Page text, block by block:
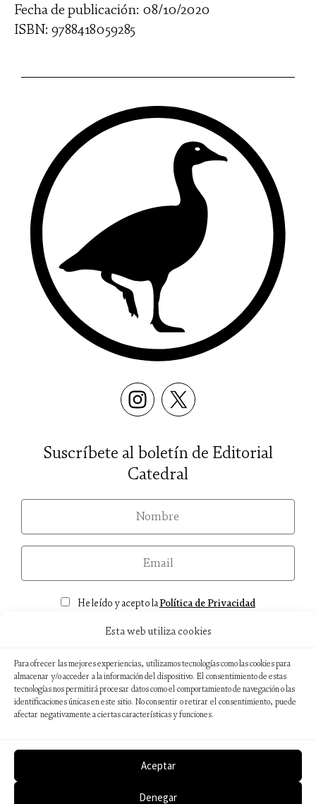
Esta web utiliza cookies
Para ofrecer las mejores experiencias, utilizamos tecnologías como las cookies para
almacenar y/o acceder a la información del dispositivo. El consentimiento de estas
tecnologías nos permitirá procesar datos como el comportamiento de navegación o las
identificaciones únicas en este sitio. No consentir o retirar el consentimiento, puede
afectar negativamente a ciertas características y funciones.
Aceptar
Denegar
Fecha de publicación: 08/10/2020
ISBN: 9788418059285
Suscríbete al boletín de Editorial
Catedral
ConsentimientoHe leído y acepto laPolítica de Privacidad
Aviso legal
Política de privacidad
Sostenibilidad ambiental